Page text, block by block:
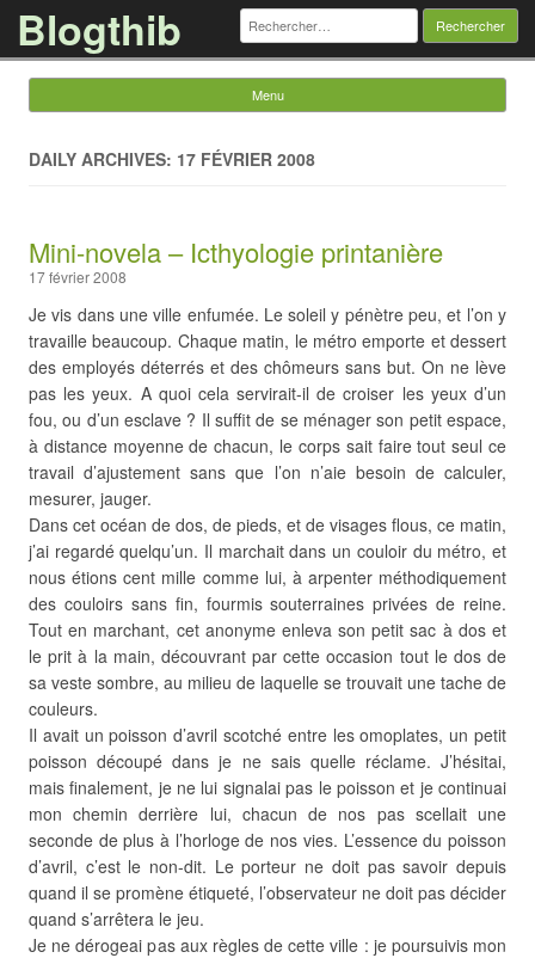
Blogthib Rechercher :
Menu
DAILY ARCHIVES: 17 FÉVRIER 2008
Mini-novela – Icthyologie printanière
17 février 2008
Je vis dans une ville enfumée. Le soleil y pénètre peu, et l’on y
travaille beaucoup. Chaque matin, le métro emporte et dessert
des employés déterrés et des chômeurs sans but. On ne lève
pas les yeux. A quoi cela servirait-il de croiser les yeux d’un
fou, ou d’un esclave ? Il suffit de se ménager son petit espace,
à distance moyenne de chacun, le corps sait faire tout seul ce
travail d’ajustement sans que l’on n’aie besoin de calculer,
mesurer, jauger.
Dans cet océan de dos, de pieds, et de visages flous, ce matin,
j’ai regardé quelqu’un. Il marchait dans un couloir du métro, et
nous étions cent mille comme lui, à arpenter méthodiquement
des couloirs sans fin, fourmis souterraines privées de reine.
Tout en marchant, cet anonyme enleva son petit sac à dos et
le prit à la main, découvrant par cette occasion tout le dos de
sa veste sombre, au milieu de laquelle se trouvait une tache de
couleurs.
Il avait un poisson d’avril scotché entre les omoplates, un petit
poisson découpé dans je ne sais quelle réclame. J’hésitai,
mais finalement, je ne lui signalai pas le poisson et je continuai
mon chemin derrière lui, chacun de nos pas scellait une
seconde de plus à l’horloge de nos vies. L’essence du poisson
d’avril, c’est le non-dit. Le porteur ne doit pas savoir depuis
quand il se promène étiqueté, l’observateur ne doit pas décider
quand s’arrêtera le jeu.
Je ne dérogeai pas aux règles de cette ville : je poursuivis mon